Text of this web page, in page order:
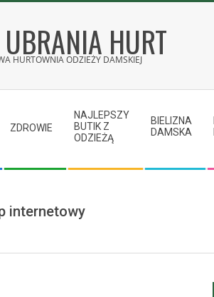
HURT
HURTOWNIA ODZIEŻY DAMSKIEJ
ZDROWIE
NAJLEPSZY
BUTIK Z
ODZIEŻĄ
BIELIZNA
DAMSKA
internetowy